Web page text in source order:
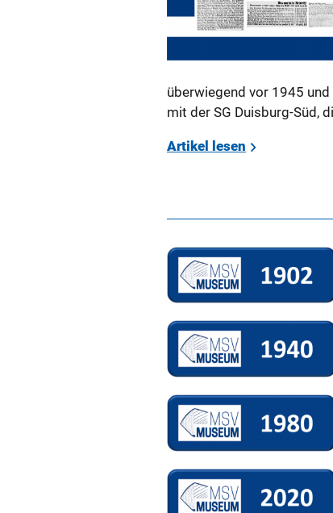
über­wie­gend vor 1945
mit der SG Duis­burg-Süd,
Artikel lesen